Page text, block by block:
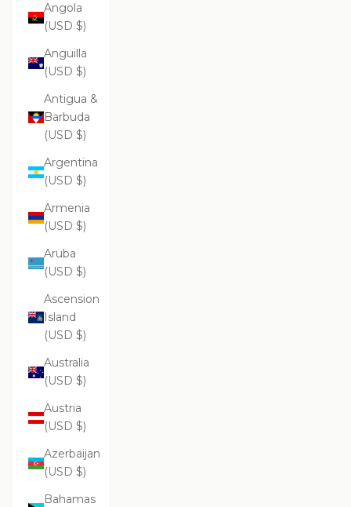
Angola
(USD $)
Anguilla
(USD $)
Antigua &
Barbuda
(USD $)
Argentina
(USD $)
Armenia
(USD $)
Aruba
(USD $)
Ascension
Island
(USD $)
Australia
(USD $)
Austria
(USD $)
Azerbaijan
(USD $)
Bahamas